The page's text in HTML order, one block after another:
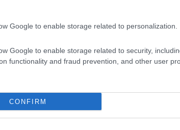
Google to enable storage related to personalization.
Google to enable storage related to security,
functionality and fraud prevention, and other user
CONFIRM
Specjalna playlista
ARTUR